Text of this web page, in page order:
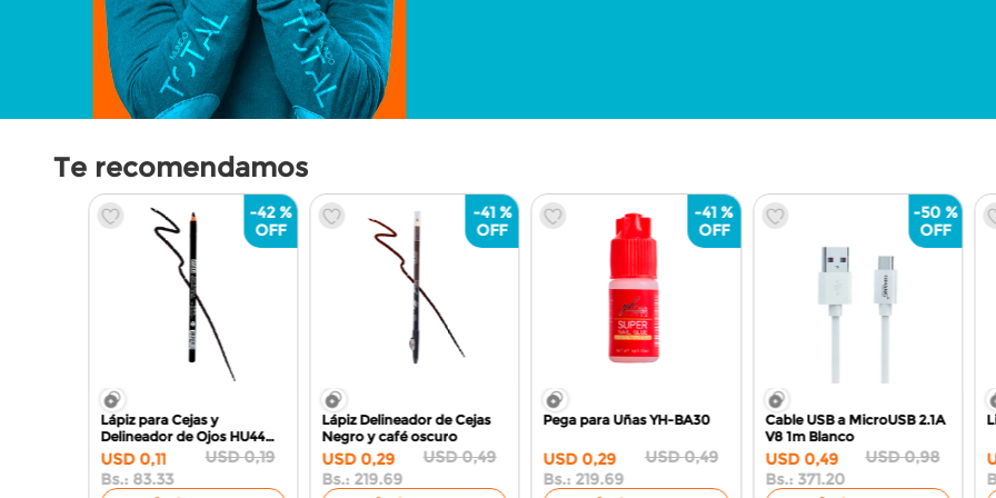
Te recomendamos
-42 %
Lápiz para Cejas y
Delineador de Ojos HU44
Negro
USD 0,11 USD 0,19
Bs.: 83.33
-41 %
Lápiz Delineador de Cejas
Negro y café oscuro
USD 0,29 USD 0,49
Bs.: 219.69
-41 %
Pega para Uñas YH-BA30
USD 0,29 USD 0,49
Bs.: 219.69
-50 %
Cable USB a MicroUSB 2.1A
V8 1m Blanco
USD 0,49 USD 0,98
Bs.: 371.20